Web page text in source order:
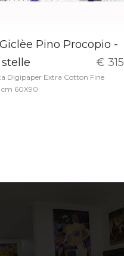
Pino Procopio -
€ 315
Digipaper Extra Cotton Fine
60X90